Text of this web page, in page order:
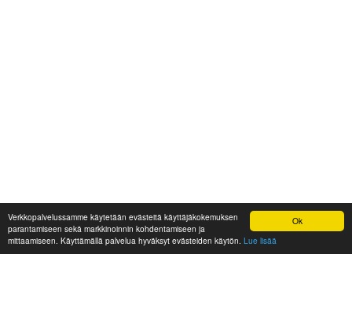
Ok
Verkkopalvelussamme käytetään evästeitä käyttäjäkokemuksen
parantamiseen sekä markkinoinnin kohdentamiseen ja
mittaamiseen. Käyttämällä palvelua hyväksyt evästeiden käytön. Lue lisää